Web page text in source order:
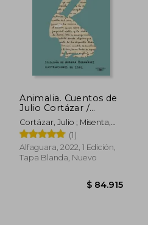
Animalia. Cuentos de
Julio Cortázar /
Animalia. Short
Stories by Julio
Cortázar
Cortázar, Julio ; Misenta,
Isol
(1)
Alfaguara, 2022, 1 Edición,
Tapa Blanda, Nuevo